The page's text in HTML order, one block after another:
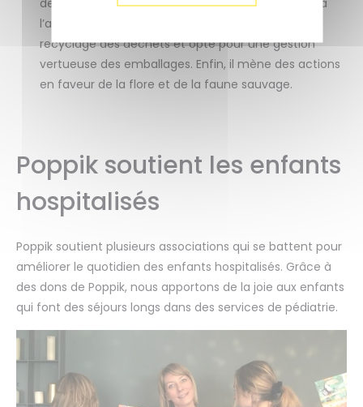
l’automation…. De plus, il mène une politique de
recyclage des déchets et opte pour une gestion
vertueuse des emballages. Enfin, il mène des actions
en faveur de la flore et de la faune sauvage.
Poppik soutient les enfants
hospitalisés
Poppik soutient plusieurs associations qui se battent pour
améliorer le quotidien des enfants hospitalisés. Grâce à
des dons de Poppik, nous apportons de la joie aux enfants
qui font des séjours longs dans des services de pédiatrie.